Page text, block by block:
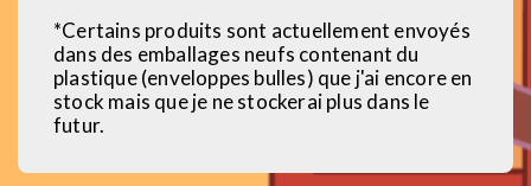
*Certains produits sont actuellement envoyés
dans des emballages neufs contenant du
plastique (enveloppes bulles) que j'ai encore en
stock mais que je ne stockerai plus dans le
futur.